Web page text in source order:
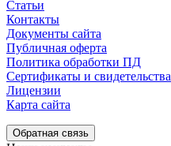
Статьи
Контакты
Документы сайта
Публичная оферта
Политика обработки ПД
Сертификаты и свидетельства
Лицензии
Карта сайта
Обратная связь